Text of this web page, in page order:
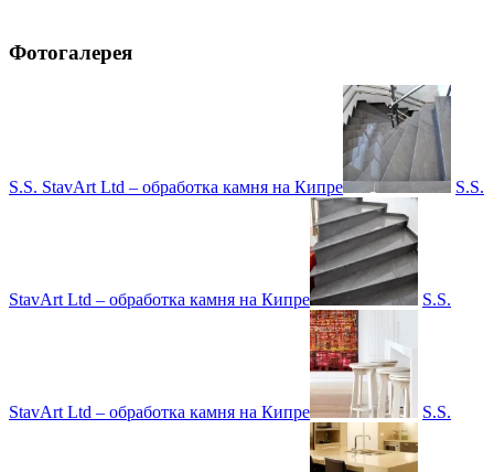
Фотогалерея
S.S. StavArt Ltd – обработка камня на Кипре S.S.
StavArt Ltd – обработка камня на Кипре S.S.
StavArt Ltd – обработка камня на Кипре S.S.